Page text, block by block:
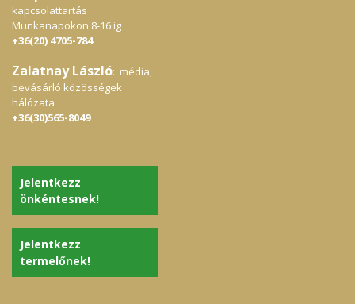
kapcsolattartás
Munkanapokon 8-16 ig
+36(20) 4705-784
Zalatnay László: média,
bevásárló közösségek
hálózata
+36(30)565-8049
Jelentkezz
önkéntesnek!
Jelentkezz
termelőnek!